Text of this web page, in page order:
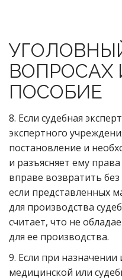
ВОПРОСАХ
ПОСОБИЕ
8. Если судебная
экспертного
постановление и
и разъясняет ему
вправе возвратить
если представленных
для производства
считает, что не
для ее производства.
9. Если при
медицинской или